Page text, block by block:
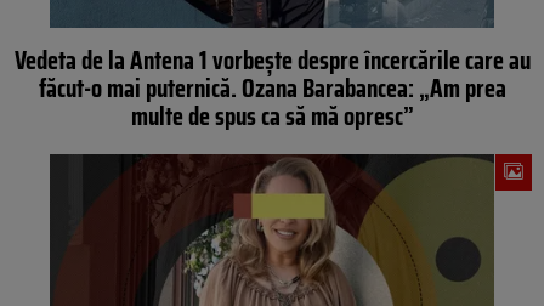
Vedeta de la Antena 1 vorbește despre încercările care au
făcut-o mai puternică. Ozana Barabancea: „Am prea
multe de spus ca să mă opresc”